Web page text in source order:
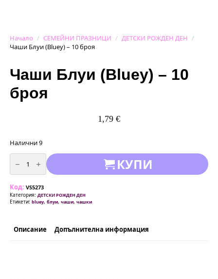
Начало СЕМЕЙНИ ПРАЗНИЦИ
ДЕТСКИ РОЖДЕН ДЕН
Чаши Блуи (Bluey) – 10 броя
Чаши Блуи (Bluey) – 10
броя
1,79 €
Налични 9
количество
за
Чаши
Блуи
-
10
броя
КУПИ
Код: VS5273
Категория: ДЕТСКИ РОЖДЕН ДЕН
Етикети: bluey, блуи, чаши, чашки
Описание Допълнителна информация